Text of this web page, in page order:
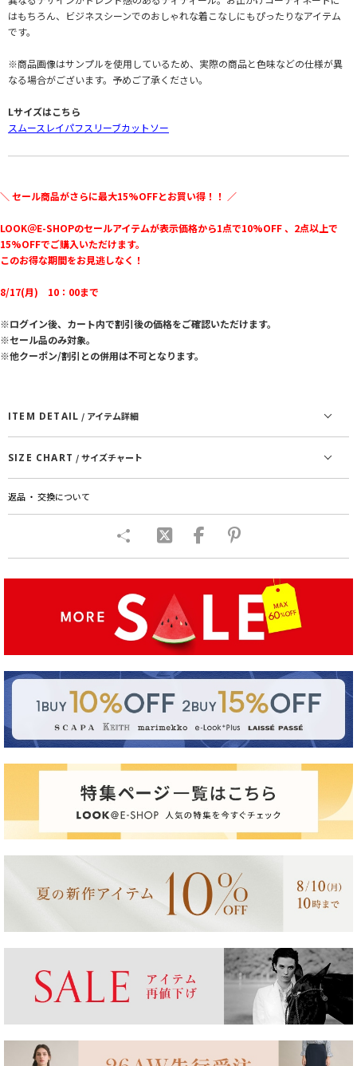
はもちろん、ビジネスシーンでのおしゃれな着こなしにもぴったりなアイテム
です。
※商品画像はサンプルを使用しているため、実際の商品と色味などの仕様が異
なる場合がございます。予めご了承ください。
Lサイズはこちら
スムースレイパフスリーブカットソー
＼ セール商品がさらに最大15%OFFとお買い得！！ ／
LOOK＠E-SHOPのセールアイテムが表示価格から1点で10%OFF 、2点以上で
15%OFFでご購入いただけます。
このお得な期間をお見逃しなく！
8/17(月) 10：00まで
※ログイン後、カート内で割引後の価格をご確認いただけます。
※セール品のみ対象。
※他クーポン/割引との併用は不可となります。
ITEM DETAIL / アイテム詳細
SIZE CHART / サイズチャート
返品 ・ 交換について